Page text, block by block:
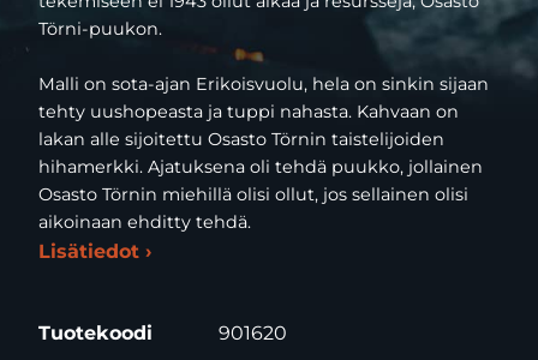
Törni-puukon.
Malli on sota-ajan Erikoisvuolu, hela on sinkin sijaan
tehty uushopeasta ja tuppi nahasta. Kahvaan on
lakan alle sijoitettu Osasto Törnin taistelijoiden
hihamerkki. Ajatuksena oli tehdä puukko, jollainen
Osasto Törnin miehillä olisi ollut, jos sellainen olisi
aikoinaan ehditty tehdä.
Lisätiedot ›
Tuotekoodi 901620